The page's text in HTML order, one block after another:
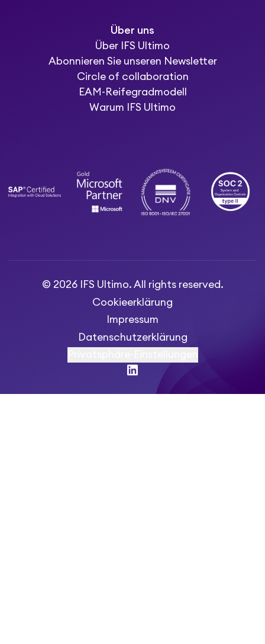
Über uns
Über IFS Ultimo
Abonnieren Sie unseren Newsletter
Circle of collaboration
EAM-Reifegradmodell
Warum IFS Ultimo
© 2026 IFS Ultimo. All rights reserved.
Cookieerklärung
Impressum
Datenschutzerklärung